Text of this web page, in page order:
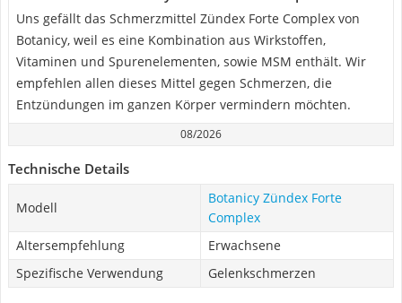
Uns gefällt das Schmerzmittel Zündex Forte Complex von
Botanicy, weil es eine Kombination aus Wirkstoffen,
Vitaminen und Spurenelementen, sowie MSM enthält. Wir
empfehlen allen dieses Mittel gegen Schmerzen, die
Entzündungen im ganzen Körper vermindern möchten.
08/2026
Technische Details
Modell
Botanicy Zündex Forte
Complex
Altersempfehlung
Erwachsene
Spezifische Verwendung
Gelenkschmerzen